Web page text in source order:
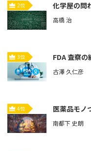
2位 化学屋の問
高橋 治
3位 FDA 査察
古澤 久仁彦
4位 医薬品モノ
南都下 史朗